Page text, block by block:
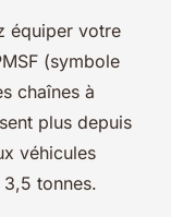
équiper votre
(symbole
chaînes à
plus depuis
véhicules
tonnes.